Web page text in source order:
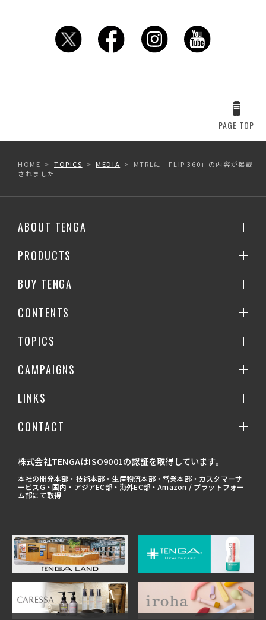
PAGE TOP
HOME TOPICS MEDIA
MTRLに「FLIP 360」の内容が掲載
されました
ABOUT TENGA
PRODUCTS
BUY TENGA
CONTENTS
TOPICS
CAMPAIGNS
LINKS
CONTACT
株式会社TENGAはISO9001の認証を取得しています。
本社の開発本部・技術本部・生産物流本部・営業本部・カスタマーサ
ービスG・国内・アジアEC部・海外EC部・Amazon / プラットフォー
ム部にて取得